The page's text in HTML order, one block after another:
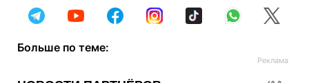
Больше по теме: